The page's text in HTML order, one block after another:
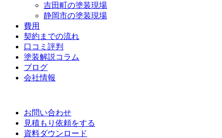
吉田町の塗装現場
静岡市の塗装現場
費用
契約までの流れ
口コミ評判
塗装解説コラム
ブログ
会社情報
お問い合わせ
見積もり依頼をする
資料ダウンロード